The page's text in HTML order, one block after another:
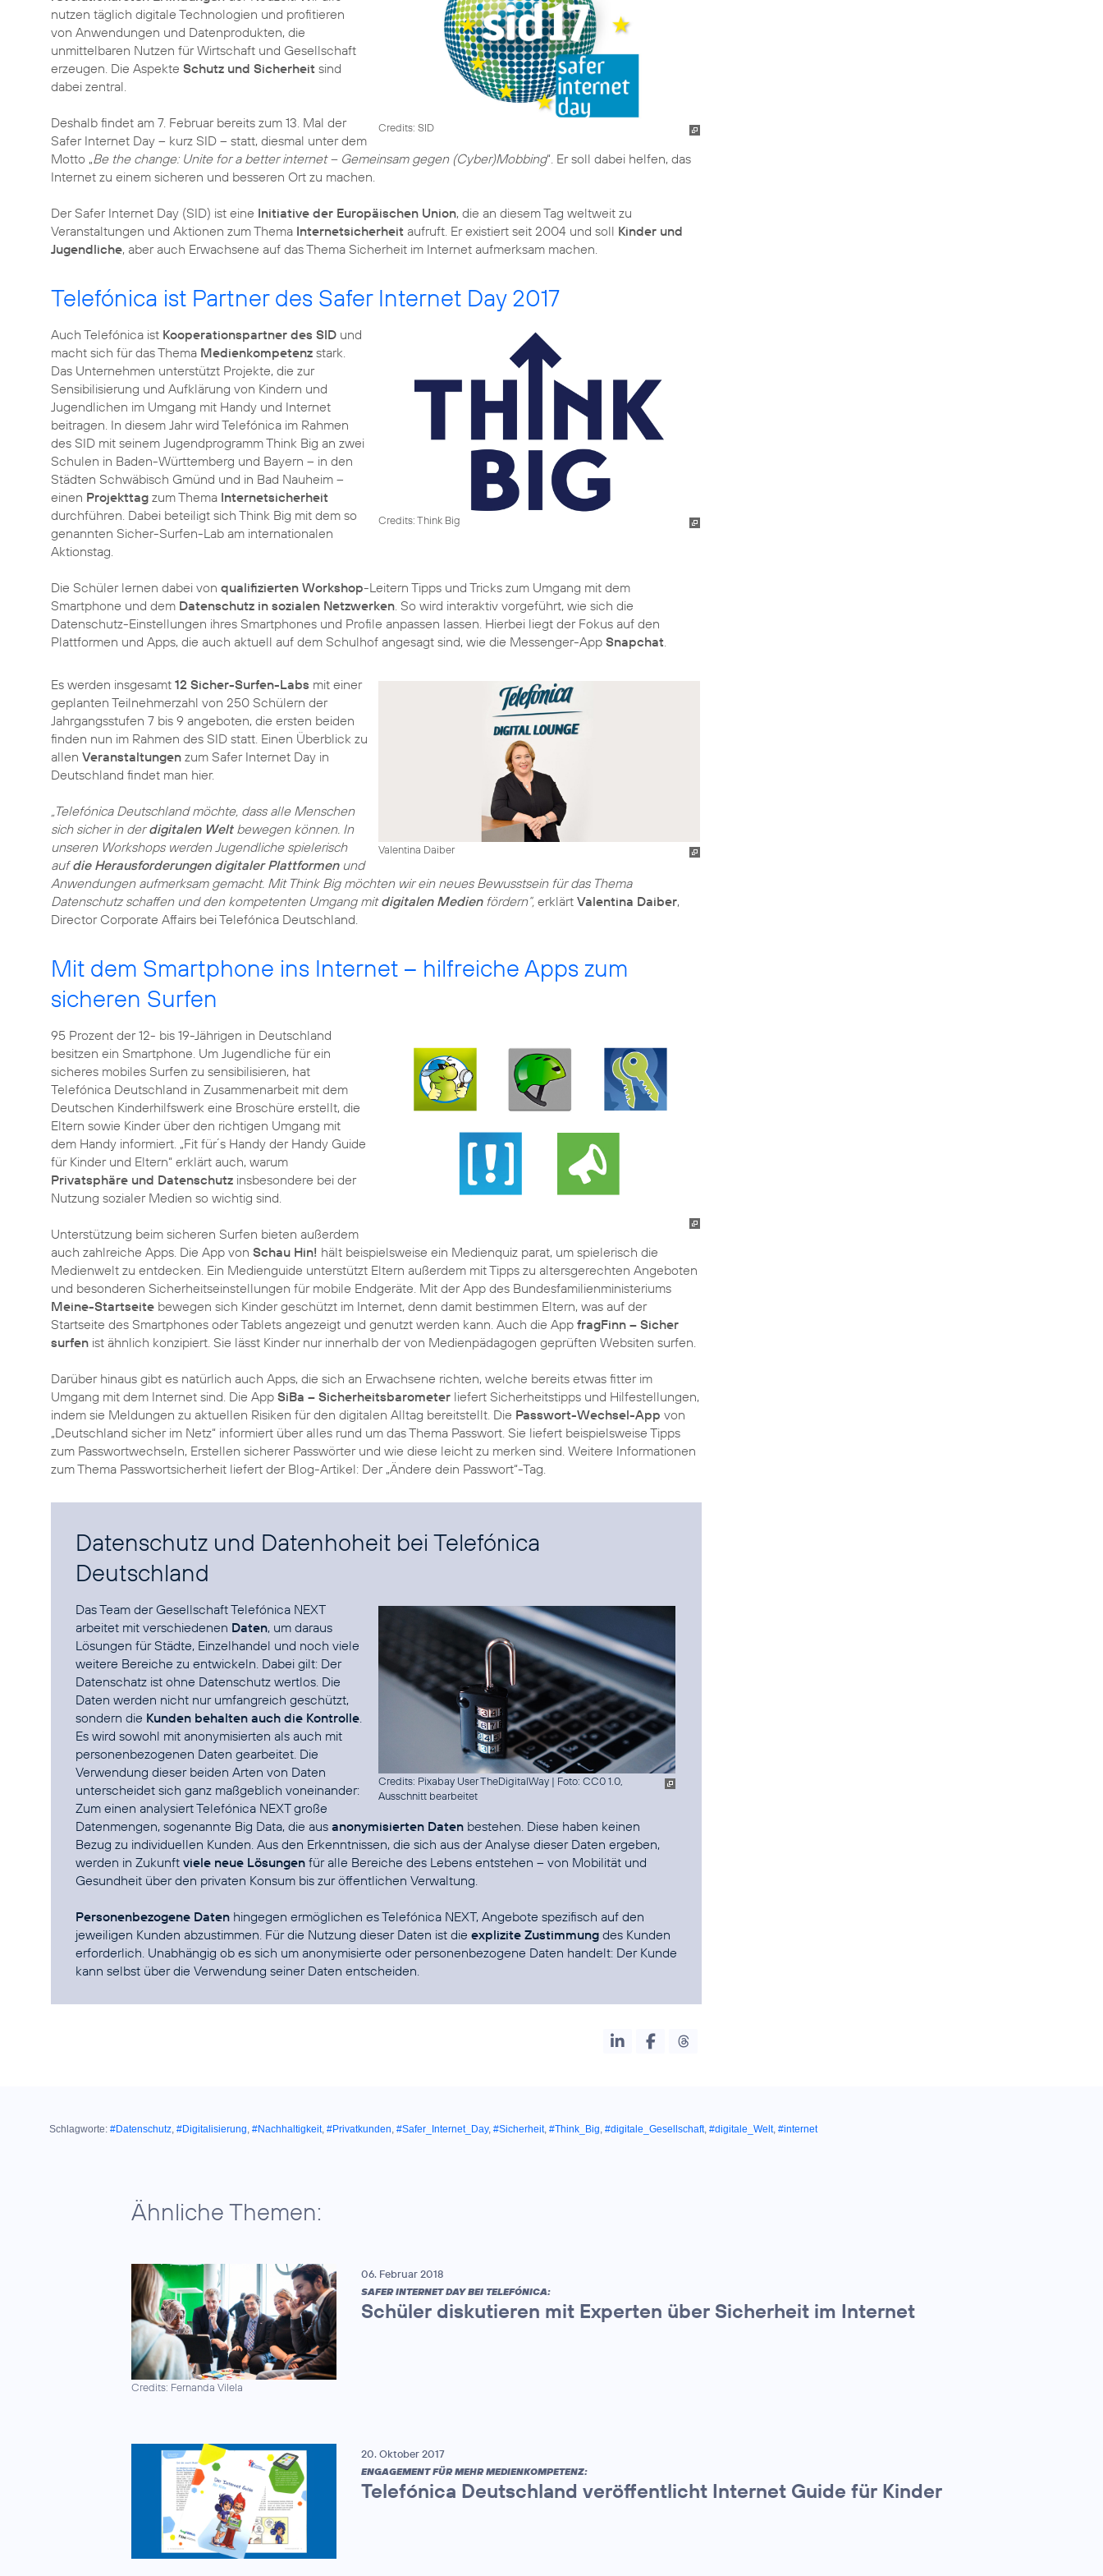
Credits: SID
nutzen täglich digitale Technologien und profitieren
von Anwendungen und Datenprodukten, die
unmittelbaren Nutzen für Wirtschaft und Gesellschaft
erzeugen. Die Aspekte Schutz und Sicherheit sind
dabei zentral.
Deshalb findet am 7. Februar bereits zum 13. Mal der
Safer Internet Day – kurz SID – statt, diesmal unter dem
Motto „Be the change: Unite for a better internet – Gemeinsam gegen (Cyber)Mobbing“. Er soll dabei helfen, das
Internet zu einem sicheren und besseren Ort zu machen.
Der Safer Internet Day (SID) ist eine Initiative der Europäischen Union, die an diesem Tag weltweit zu
Veranstaltungen und Aktionen zum Thema Internetsicherheit aufruft. Er existiert seit 2004 und soll Kinder und
Jugendliche, aber auch Erwachsene auf das Thema Sicherheit im Internet aufmerksam machen.
Telefónica ist Partner des Safer Internet Day 2017
Credits: Think Big
Auch Telefónica ist Kooperationspartner des SID und
macht sich für das Thema Medienkompetenz stark.
Das Unternehmen unterstützt Projekte, die zur
Sensibilisierung und Aufklärung von Kindern und
Jugendlichen im Umgang mit Handy und Internet
beitragen. In diesem Jahr wird Telefónica im Rahmen
des SID mit seinem Jugendprogramm Think Big an zwei
Schulen in Baden-Württemberg und Bayern – in den
Städten Schwäbisch Gmünd und in Bad Nauheim –
einen Projekttag zum Thema Internetsicherheit
durchführen. Dabei beteiligt sich Think Big mit dem so
genannten Sicher-Surfen-Lab am internationalen
Aktionstag.
Die Schüler lernen dabei von qualifizierten Workshop-Leitern Tipps und Tricks zum Umgang mit dem
Smartphone und dem Datenschutz in sozialen Netzwerken. So wird interaktiv vorgeführt, wie sich die
Datenschutz-Einstellungen ihres Smartphones und Profile anpassen lassen. Hierbei liegt der Fokus auf den
Plattformen und Apps, die auch aktuell auf dem Schulhof angesagt sind, wie die Messenger-App Snapchat.
Valentina Daiber
Es werden insgesamt 12 Sicher-Surfen-Labs mit einer
geplanten Teilnehmerzahl von 250 Schülern der
Jahrgangsstufen 7 bis 9 angeboten, die ersten beiden
finden nun im Rahmen des SID statt. Einen Überblick zu
allen Veranstaltungen zum Safer Internet Day in
Deutschland findet man hier.
„Telefónica Deutschland möchte, dass alle Menschen
sich sicher in derdigitalen Weltbewegen können. In
unseren Workshops werden Jugendliche spielerisch
aufdie Herausforderungen digitaler Plattformenund
Anwendungen aufmerksam gemacht. Mit Think Big möchten wir ein neues Bewusstsein für das Thema
Datenschutz schaffen und den kompetenten Umgang mitdigitalen Medienfördern“, erklärt Valentina Daiber,
Director Corporate Affairs bei Telefónica Deutschland.
Mit dem Smartphone ins Internet – hilfreiche Apps zum
sicheren Surfen
95 Prozent der 12- bis 19-Jährigen in Deutschland
besitzen ein Smartphone. Um Jugendliche für ein
sicheres mobiles Surfen zu sensibilisieren, hat
Telefónica Deutschland in Zusammenarbeit mit dem
Deutschen Kinderhilfswerk eine Broschüre erstellt, die
Eltern sowie Kinder über den richtigen Umgang mit
dem Handy informiert. „Fit für´s Handy der Handy Guide
für Kinder und Eltern“ erklärt auch, warum
Privatsphäre und Datenschutz insbesondere bei der
Nutzung sozialer Medien so wichtig sind.
Unterstützung beim sicheren Surfen bieten außerdem
auch zahlreiche Apps. Die App von Schau Hin! hält beispielsweise ein Medienquiz parat, um spielerisch die
Medienwelt zu entdecken. Ein Medienguide unterstützt Eltern außerdem mit Tipps zu altersgerechten Angeboten
und besonderen Sicherheitseinstellungen für mobile Endgeräte. Mit der App des Bundesfamilienministeriums
Meine-Startseite bewegen sich Kinder geschützt im Internet, denn damit bestimmen Eltern, was auf der
Startseite des Smartphones oder Tablets angezeigt und genutzt werden kann. Auch die App fragFinn – Sicher
surfen ist ähnlich konzipiert. Sie lässt Kinder nur innerhalb der von Medienpädagogen geprüften Websiten surfen.
Darüber hinaus gibt es natürlich auch Apps, die sich an Erwachsene richten, welche bereits etwas fitter im
Umgang mit dem Internet sind. Die App SiBa – Sicherheitsbarometer liefert Sicherheitstipps und Hilfestellungen,
indem sie Meldungen zu aktuellen Risiken für den digitalen Alltag bereitstellt. Die Passwort-Wechsel-App von
„Deutschland sicher im Netz“ informiert über alles rund um das Thema Passwort. Sie liefert beispielsweise Tipps
zum Passwortwechseln, Erstellen sicherer Passwörter und wie diese leicht zu merken sind. Weitere Informationen
zum Thema Passwortsicherheit liefert der Blog-Artikel: Der „Ändere dein Passwort“-Tag.
Datenschutz und Datenhoheit bei Telefónica
Deutschland
Credits: Pixabay User TheDigitalWay| Foto: CC0 1.0,
Ausschnitt bearbeitet
Das Team der Gesellschaft Telefónica NEXT
arbeitet mit verschiedenen Daten, um daraus
Lösungen für Städte, Einzelhandel und noch viele
weitere Bereiche zu entwickeln. Dabei gilt: Der
Datenschatz ist ohne Datenschutz wertlos. Die
Daten werden nicht nur umfangreich geschützt,
sondern die Kunden behalten auch die Kontrolle.
Es wird sowohl mit anonymisierten als auch mit
personenbezogenen Daten gearbeitet. Die
Verwendung dieser beiden Arten von Daten
unterscheidet sich ganz maßgeblich voneinander:
Zum einen analysiert Telefónica NEXT große
Datenmengen, sogenannte Big Data, die aus anonymisierten Daten bestehen. Diese haben keinen
Bezug zu individuellen Kunden. Aus den Erkenntnissen, die sich aus der Analyse dieser Daten ergeben,
werden in Zukunft viele neue Lösungen für alle Bereiche des Lebens entstehen – von Mobilität und
Gesundheit über den privaten Konsum bis zur öffentlichen Verwaltung.
Personenbezogene Daten hingegen ermöglichen es Telefónica NEXT, Angebote spezifisch auf den
jeweiligen Kunden abzustimmen. Für die Nutzung dieser Daten ist die explizite Zustimmung des Kunden
erforderlich. Unabhängig ob es sich um anonymisierte oder personenbezogene Daten handelt: Der Kunde
kann selbst über die Verwendung seiner Daten entscheiden.
Schlagworte: #Datenschutz, #Digitalisierung, #Nachhaltigkeit, #Privatkunden, #Safer_Internet_Day, #Sicherheit, #Think_Big, #digitale_Gesellschaft, #digitale_Welt, #internet
Ähnliche Themen:
Credits: Fernanda Vilela
06. Februar 2018
SAFER INTERNET DAY BEI TELEFÓNICA:
Schüler diskutieren mit Experten über Sicherheit im Internet
20. Oktober 2017
ENGAGEMENT FÜR MEHR MEDIENKOMPETENZ:
Telefónica Deutschland veröffentlicht Internet Guide für Kinder